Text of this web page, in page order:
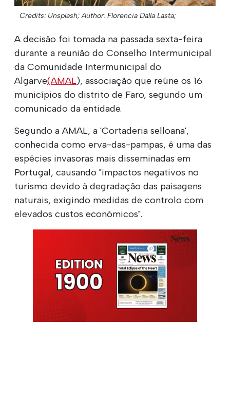
Credits: Unsplash; Author: Florencia Dalla Lasta;
A decisão foi tomada na passada sexta-feira
durante a reunião do Conselho Intermunicipal
da Comunidade Intermunicipal do
Algarve(AMAL), associação que reúne os 16
municípios do distrito de Faro, segundo um
comunicado da entidade.
Segundo a AMAL, a 'Cortaderia selloana',
conhecida como erva-das-pampas, é uma das
espécies invasoras mais disseminadas em
Portugal, causando "impactos negativos no
turismo devido à degradação das paisagens
naturais, exigindo medidas de controlo com
elevados custos económicos".